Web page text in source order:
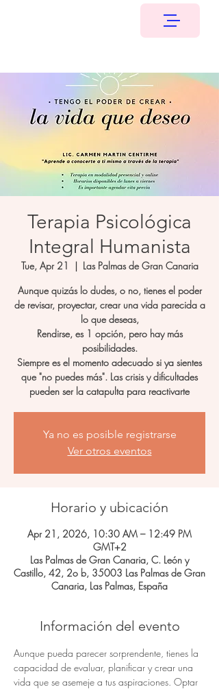
Terapia Psicológica
Integral Humanista
Tue, Apr 21
  |
Las Palmas de Gran Canaria
Aunque quizás lo dudes, o no, tienes el poder
de revisar, proyectar, crear una vida parecida a
lo que deseas,
Rendirse, es 1 opción, pero hay más
posibilidades.
Siempre es el momento adecuado si ya sientes
que "no puedes más". Las crisis y dificultades
pueden ser la catapulta para reactivarte
Ya no es posible registrarse
Ver otros eventos
Horario y ubicación
Apr 21, 2026, 10:30 AM – 12:49 PM
GMT+2
Las Palmas de Gran Canaria, C. León y
Castillo, 42, 2o b, 35003 Las Palmas de Gran
Canaria, Las Palmas, España
Información del evento
Aunque pueda parecer sorprendente, tienes la
capacidad de evaluar, planificar y crear una
vida que se asemeje a tus aspiraciones. Optar